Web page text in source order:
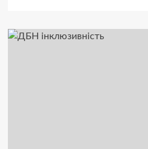
хусток
на